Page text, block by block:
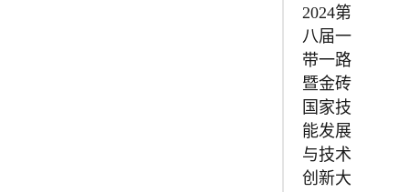
2024第
八届一
带一路
暨金砖
国家技
能发展
与技术
创新大